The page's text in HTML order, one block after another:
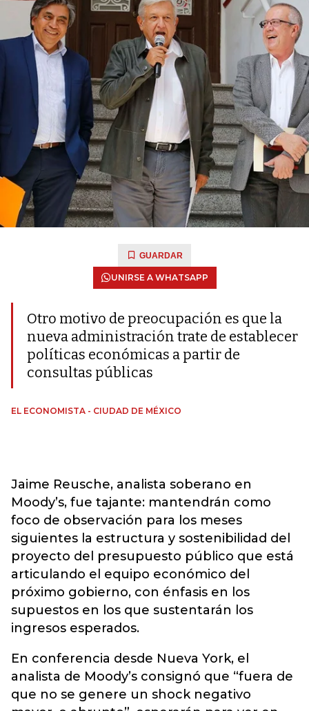
GUARDAR
UNIRSE A WHATSAPP
Otro motivo de preocupación es que la
nueva administración trate de establecer
políticas económicas a partir de
consultas públicas
EL ECONOMISTA - CIUDAD DE MÉXICO
Jaime Reusche, analista soberano en
Moody’s, fue tajante: mantendrán como
foco de observación para los meses
siguientes la estructura y sostenibilidad del
proyecto del presupuesto público que está
articulando el equipo económico del
próximo gobierno, con énfasis en los
supuestos en los que sustentarán los
ingresos esperados.
En conferencia desde Nueva York, el
analista de Moody’s consignó que “fuera de
que no se genere un shock negativo